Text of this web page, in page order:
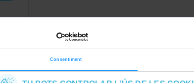
Consentiment